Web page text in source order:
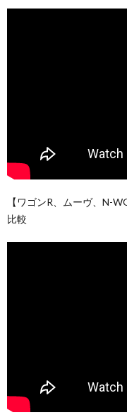
【ワゴンR、ムーヴ、N-
比較